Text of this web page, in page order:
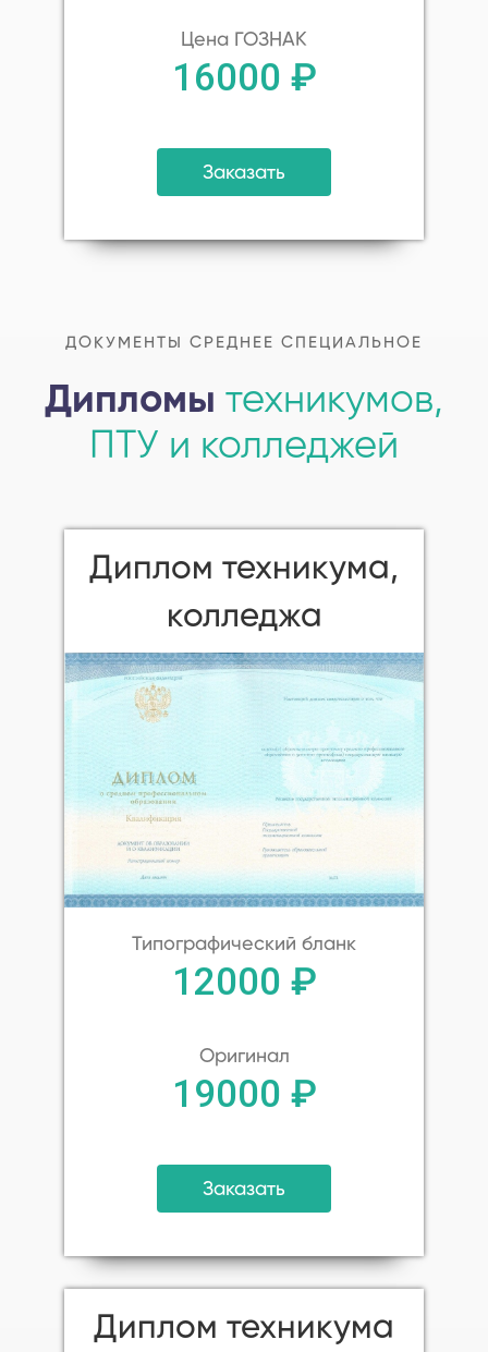
Цена ГОЗНАК
16000 ₽
Заказать
ДОКУМЕНТЫ СРЕДНЕЕ СПЕЦИАЛЬНОЕ
Дипломы техникумов,
ПТУ и колледжей
Диплом техникума,
колледжа
Типографический бланк
12000 ₽
Оригинал
19000 ₽
Заказать
Диплом техникума